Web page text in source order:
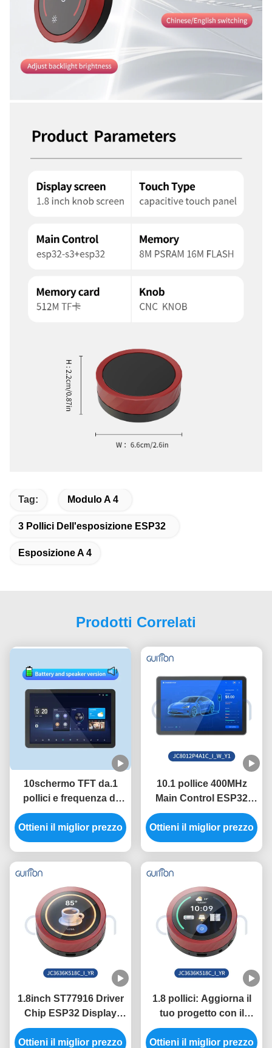
Tag: Modulo A 4
3 Pollici Dell'esposizione ESP32
Esposizione A 4
Prodotti Correlati
10schermo TFT da.1
pollici e frequenza di
controllo principale di
400 MHz nel modulo
ESP32 con portata
Ottieni il miglior prezzo
10.1 pollice 400MHz
Main Control ESP32
Display Module con
luminosità 320 inchi e
risoluzione 800 * 1280 in
Ottieni il miglior prezzo
1.8inch ST77916 Driver
Chip ESP32 Display
Unit per sistemi di
controllo industriali
Ottieni il miglior prezzo
1.8 pollici: Aggiorna il
tuo progetto con il
modulo display ESP32
da 5V e risoluzione
Ottieni il miglior prezzo